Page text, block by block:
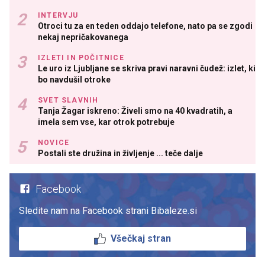
INTERVJU
Otroci tu za en teden oddajo telefone, nato pa se zgodi
nekaj nepričakovanega
IZLETI IN POČITNICE
Le uro iz Ljubljane se skriva pravi naravni čudež: izlet, ki
bo navdušil otroke
SVET SLAVNIH
Tanja Žagar iskreno: Živeli smo na 40 kvadratih, a
imela sem vse, kar otrok potrebuje
NOVICE
Postali ste družina in življenje ... teče dalje
Facebook
Sledite nam na Facebook strani Bibaleze.si
Všečkaj stran